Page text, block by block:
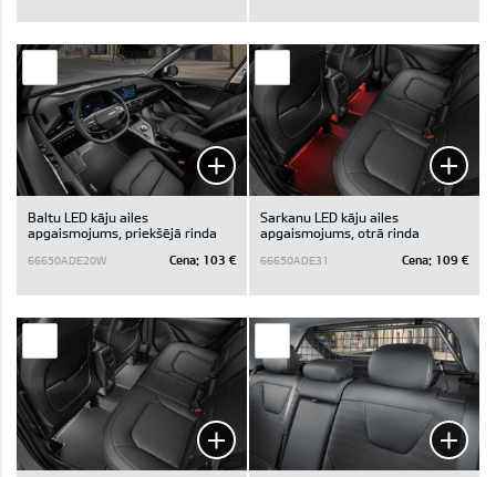
Baltu LED kāju ailes
apgaismojums, priekšējā rinda
66650ADE20W Cena: 103 €
Sarkanu LED kāju ailes
apgaismojums, otrā rinda
66650ADE31 Cena: 109 €